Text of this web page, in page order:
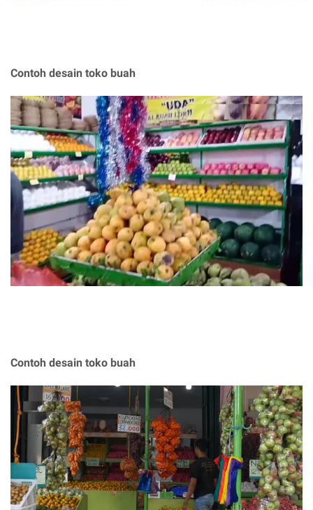
Contoh desain toko buah
Contoh desain toko buah